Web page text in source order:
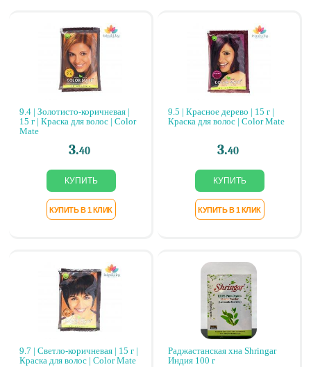
9.4 | Золотисто-коричневая |
15 г | Краска для волос | Color
Mate
3.40
9.5 | Красное дерево | 15 г |
Краска для волос | Color Mate
3.40
9.7 | Светло-коричневая | 15 г |
Краска для волос | Color Mate
Раджастанская хна Shringar
Индия 100 г